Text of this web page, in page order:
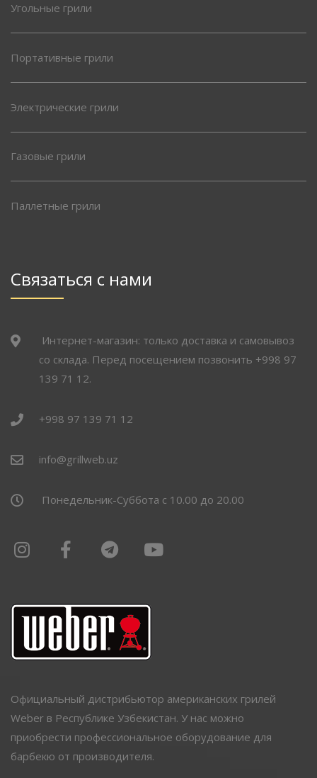
Угольные грили
Портативные грили
Электрические грили
Газовые грили
Паллетные грили
Связаться с нами
Интернет-магазин: только доставка и самовывоз
со склада. Перед посещением позвонить +998 97
139 71 12.
+998 97 139 71 12
info@grillweb.uz
Понедельник-Суббота с 10.00 до 20.00
Официальный дистрибьютор американских грилей
Weber в Республике Узбекистан. У нас можно
приобрести профессиональное оборудование для
барбекю от производителя.